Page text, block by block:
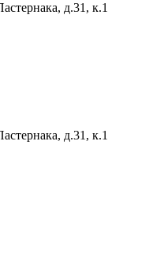
д.31, к.1
д.31, к.1